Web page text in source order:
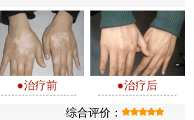
●治疗前 ●治疗后
综合评价：